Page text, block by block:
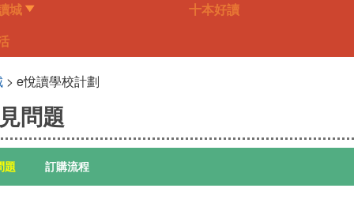
城 十本好讀
> e悅讀學校計劃
問題
題 訂購流程